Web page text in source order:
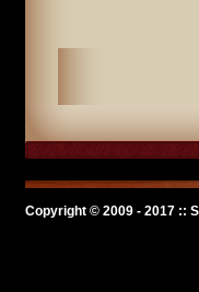
Copyright © 2009 - 2017 ::